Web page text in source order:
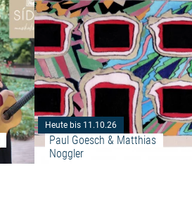
Heute bis 11.10.26
Paul Goesch & Matthias
Noggler